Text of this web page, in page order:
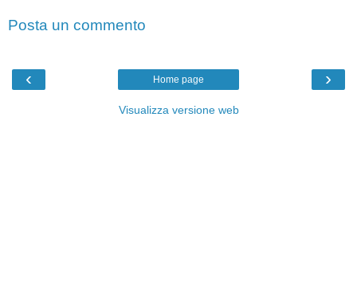
Posta un commento
‹ ›
Home page
Visualizza versione web